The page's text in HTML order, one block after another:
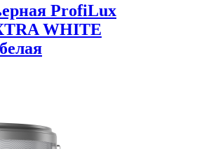
ProfiLux
WHITE